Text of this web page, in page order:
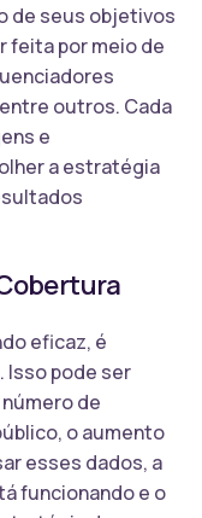
de seus objetivos
feita por meio de
outros. Cada
e
a estratégia
eficaz, é
pode ser
de
o aumento
esses dados, a
funcionando e o